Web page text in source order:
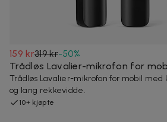
159 kr319 kr-50%
Trådløs Lavalier-mikrofon for
Trådløs Lavalier-mikrofon for mobil med
og lang rekkevidde.
10+ kjøpte